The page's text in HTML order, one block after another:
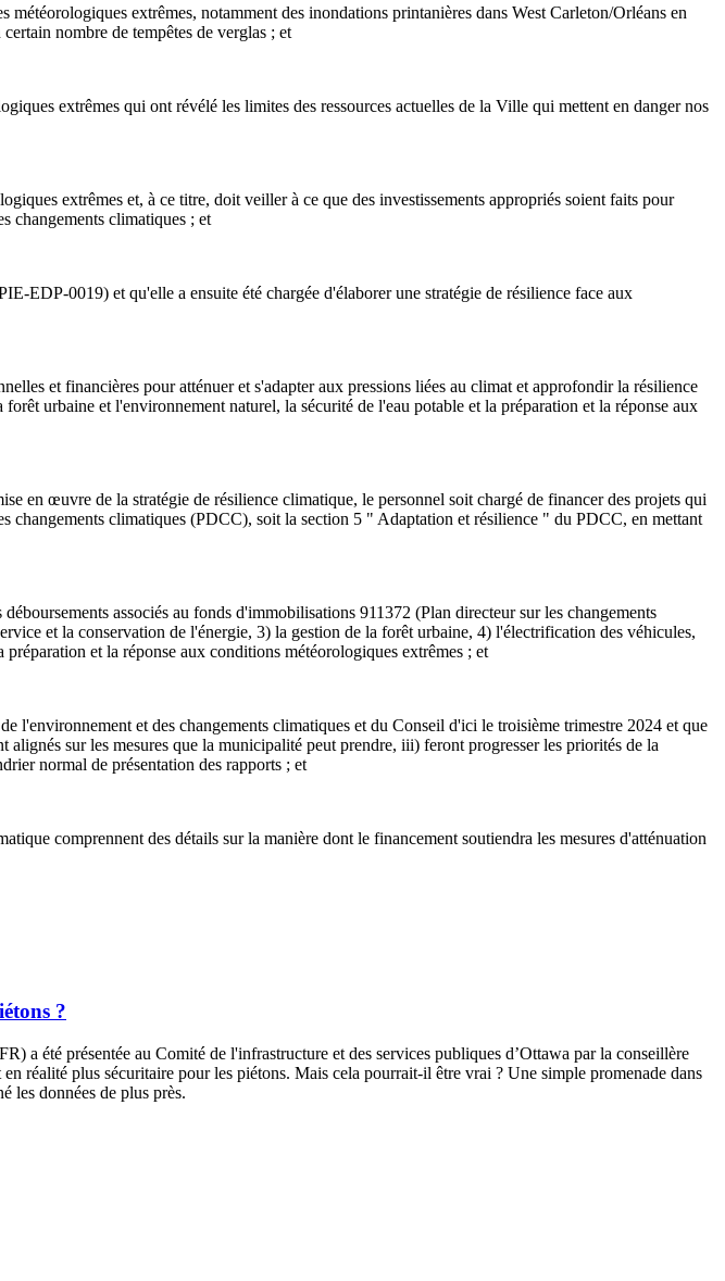
extrêmes, notamment des inondations printanières dans West Carleton/Orléans en
nombre de tempêtes de verglas ; et
extrêmes qui ont révélé les limites des ressources actuelles de la Ville qui mettent en danger nos
extrêmes et, à ce titre, doit veiller à ce que des investissements appropriés soient faits pour
changements climatiques ; et
EDP-0019) et qu'elle a ensuite été chargée d'élaborer une stratégie de résilience face aux
et financières pour atténuer et s'adapter aux pressions liées au climat et approfondir la résilience
urbaine et l'environnement naturel, la sécurité de l'eau potable et la préparation et la réponse aux
œuvre de la stratégie de résilience climatique, le personnel soit chargé de financer des projets qui
climatiques (PDCC), soit la section 5 " Adaptation et résilience " du PDCC, en mettant
associés au fonds d'immobilisations 911372 (Plan directeur sur les changements
et la conservation de l'énergie, 3) la gestion de la forêt urbaine, 4) l'électrification des véhicules,
et la réponse aux conditions météorologiques extrêmes ; et
et des changements climatiques et du Conseil d'ici le troisième trimestre 2024 et que
sur les mesures que la municipalité peut prendre, iii) feront progresser les priorités de la
normal de présentation des rapports ; et
comprennent des détails sur la manière dont le financement soutiendra les mesures d'atténuation
?
a été présentée au Comité de l'infrastructure et des services publiques d’Ottawa par la conseillère
réalité plus sécuritaire pour les piétons. Mais cela pourrait-il être vrai ? Une simple promenade dans
les données de plus près.